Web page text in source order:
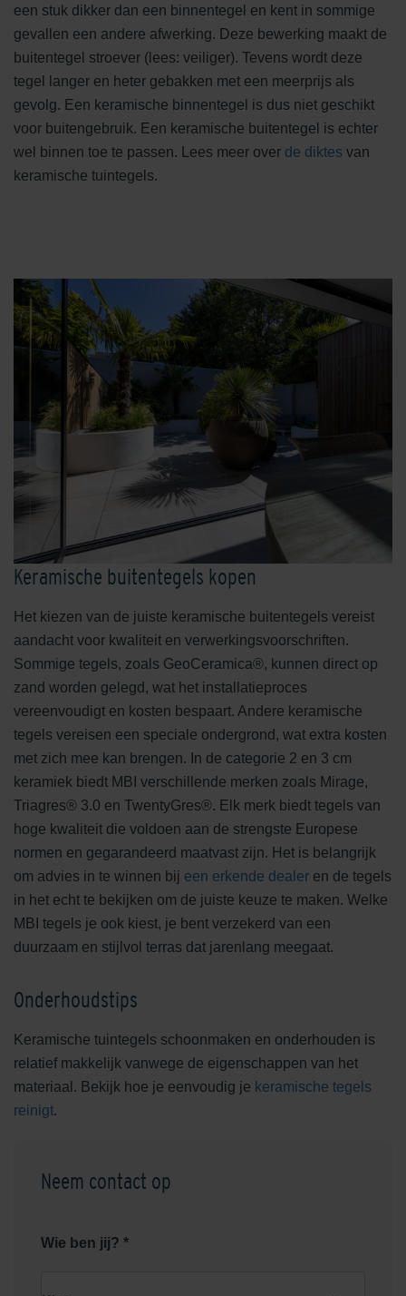
een stuk dikker dan een binnentegel en kent in sommige
gevallen een andere afwerking. Deze bewerking maakt de
buitentegel stroever (lees: veiliger). Tevens wordt deze
tegel langer en heter gebakken met een meerprijs als
gevolg. Een keramische binnentegel is dus niet geschikt
voor buitengebruik. Een keramische buitentegel is echter
wel binnen toe te passen. Lees meer over de diktes van
keramische tuintegels.
Keramische buitentegels kopen
Het kiezen van de juiste keramische buitentegels vereist
aandacht voor kwaliteit en verwerkingsvoorschriften.
Sommige tegels, zoals GeoCeramica®, kunnen direct op
zand worden gelegd, wat het installatieproces
vereenvoudigt en kosten bespaart. Andere keramische
tegels vereisen een speciale ondergrond, wat extra kosten
met zich mee kan brengen. In de categorie 2 en 3 cm
keramiek biedt MBI verschillende merken zoals Mirage,
Triagres® 3.0 en TwentyGres®. Elk merk biedt tegels van
hoge kwaliteit die voldoen aan de strengste Europese
normen en gegarandeerd maatvast zijn. Het is belangrijk
om advies in te winnen bij een erkende dealer en de tegels
in het echt te bekijken om de juiste keuze te maken. Welke
MBI tegels je ook kiest, je bent verzekerd van een
duurzaam en stijlvol terras dat jarenlang meegaat.
Onderhoudstips
Keramische tuintegels schoonmaken en onderhouden is
relatief makkelijk vanwege de eigenschappen van het
materiaal. Bekijk hoe je eenvoudig je keramische tegels
reinigt.
Neem contact op
Wie ben jij? *